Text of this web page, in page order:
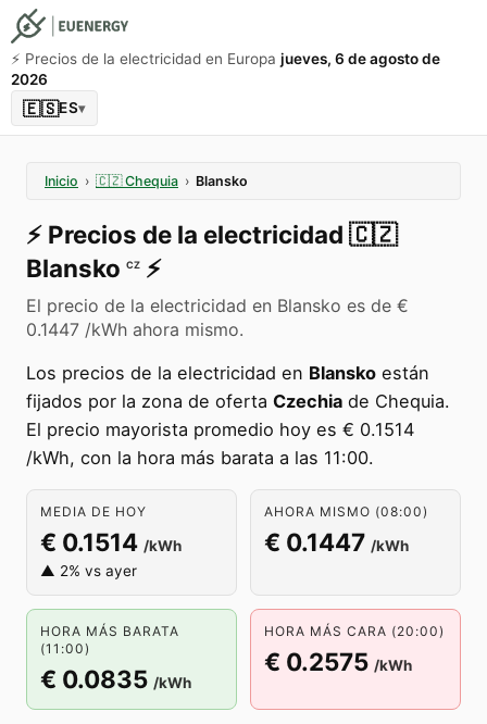
⚡️ Precios de la electricidad en Europa jueves, 6 de agosto de
2026
🇪🇸ES▾
Inicio › 🇨🇿 Chequia › Blansko
⚡️ Precios de la electricidad 🇨🇿
Blansko CZ ⚡️
El precio de la electricidad en Blansko es de €
0.1447 /kWh ahora mismo.
Los precios de la electricidad en Blansko están
fijados por la zona de oferta Czechia de Chequia.
El precio mayorista promedio hoy es € 0.1514
/kWh, con la hora más barata a las 11:00.
MEDIA DE HOY
€ 0.1514 /kWh
▲ 2% vs ayer
AHORA MISMO (08:00)
€ 0.1447 /kWh
HORA MÁS BARATA
(11:00)
€ 0.0835 /kWh
HORA MÁS CARA (20:00)
€ 0.2575 /kWh